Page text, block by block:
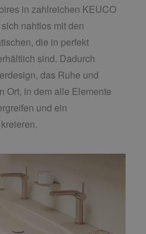
in zahlreichen KEUCO
nahtlos mit den
die in perfekt
sind. Dadurch
das Ruhe und
Ort, in dem alle Elemente
und ein